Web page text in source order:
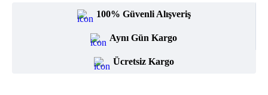
100% Güvenli Alışveriş
Aynı Gün Kargo
Ücretsiz Kargo